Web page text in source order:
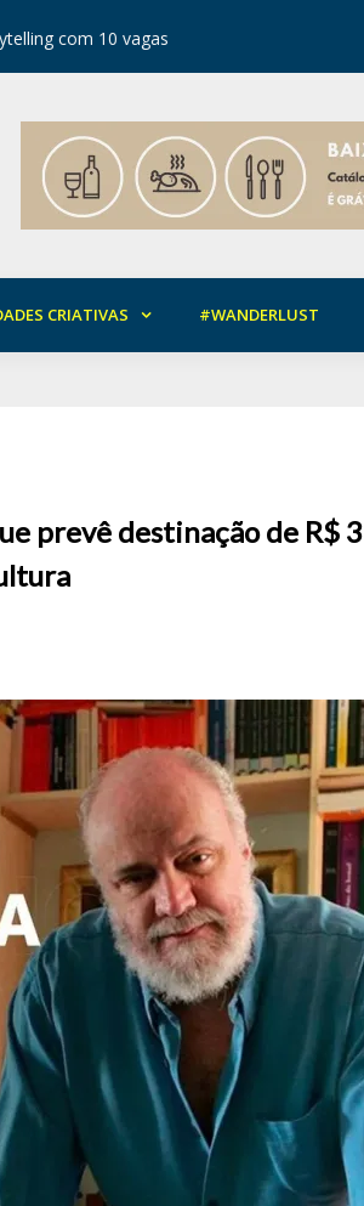
com 10 vagas
CRIATIVAS #WANDERLUST
prevê destinação de R$ 3